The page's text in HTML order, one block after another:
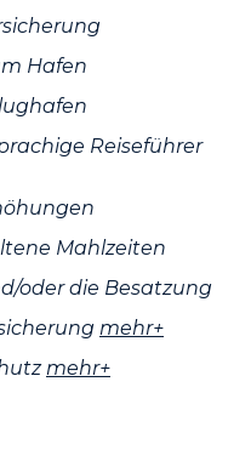
Hafen
Reiseführer
Mahlzeiten
oder die Besatzung
mehr+
mehr+